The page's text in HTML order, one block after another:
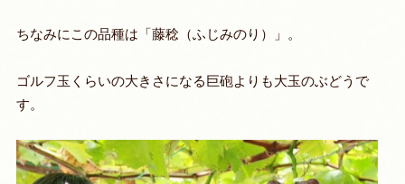
ちなみにこの品種は「藤稔（ふじみのり）」。
ゴルフ玉くらいの大きさになる巨砲よりも大玉のぶどうで
す。